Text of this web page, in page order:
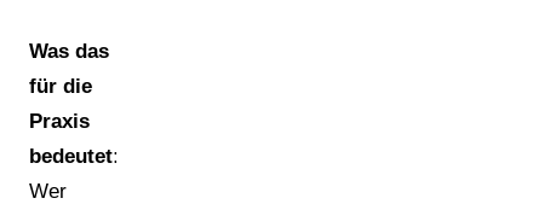
Was das
für die
Praxis
bedeutet:
Wer